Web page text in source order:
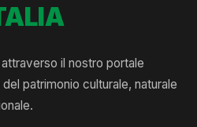
il nostro portale
patrimonio culturale, naturale